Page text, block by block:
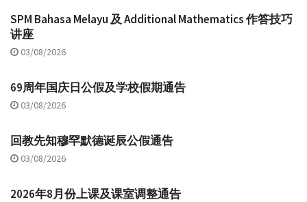
SPM Bahasa Melayu 及 Additional Mathematics 作答技巧
讲座
03/08/2026
69周年国庆日公假及学校假期通告
03/08/2026
回教先知穆罕默德诞辰公假通告
03/08/2026
2026年8月份上课及课室调整通告